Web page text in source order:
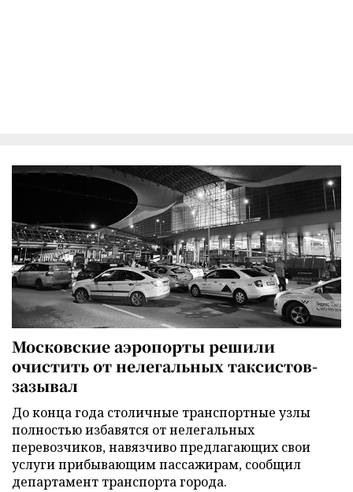
Московские аэропорты решили
очистить от нелегальных таксистов-
зазывал
До конца года столичные транспортные узлы
полностью избавятся от нелегальных
перевозчиков, навязчиво предлагающих свои
услуги прибывающим пассажирам, сообщил
департамент транспорта города.